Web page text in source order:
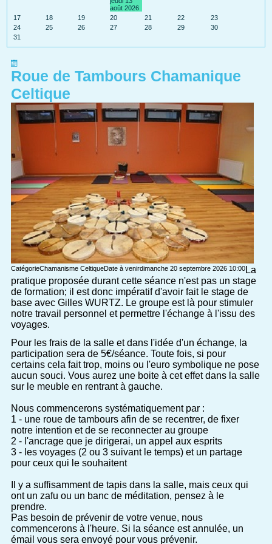
août 2026
17 18 19 20 21 22
23
24
25 26 27 28 29
30
31
Roue de Tambours Chamanique
Celtique
CatégorieChamanisme CeltiqueDate à venirdimanche 20 septembre 2026 10:00 La
pratique proposée durant cette séance n'est pas un stage
de formation; il est donc impératif d'avoir fait le stage de
base avec Gilles WURTZ. Le groupe est là pour stimuler
notre travail personnel et permettre l'échange à l'issu des
voyages.
Pour les frais de la salle et dans l'idée d'un échange, la
participation sera de 5€/séance. Toute fois, si pour
certains cela fait trop, moins ou l'euro symbolique ne pose
aucun souci. Vous aurez une boite à cet effet dans la salle
sur le meuble en rentrant à gauche.
Nous commencerons systématiquement par :
1 - une roue de tambours afin de se recentrer, de fixer
notre intention et de se reconnecter au groupe
2 - l'ancrage que je dirigerai, un appel aux esprits
3 - les voyages (2 ou 3 suivant le temps) et un partage
pour ceux qui le souhaitent
Il y a suffisamment de tapis dans la salle, mais ceux qui
ont un zafu ou un banc de méditation, pensez à le
prendre.
Pas besoin de prévenir de votre venue, nous
commencerons à l'heure. Si la séance est annulée, un
émail vous sera envoyé pour vous prévenir.